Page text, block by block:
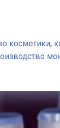
косметики,